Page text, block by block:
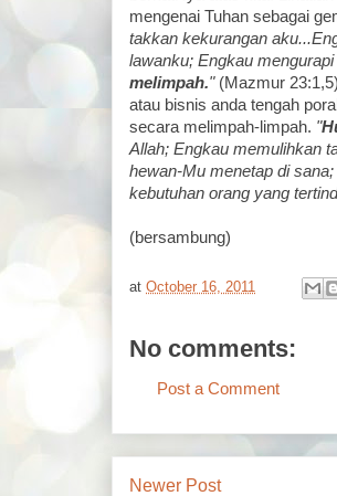
mengenai Tuhan sebagai
takkan kekurangan
lawanku; Engkau
melimpah." (Mazmur
atau bisnis anda tengah
secara melimpah-limpah. "
Allah; Engkau memulihkan
hewan-Mu menetap di
kebutuhan orang yang
(bersambung)
at October 16, 2011
No comments:
Post a Comment
Newer Post